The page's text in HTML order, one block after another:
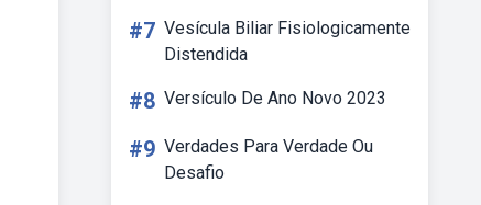
#7 Vesícula Biliar Fisiologicamente
Distendida
#8 Versículo De Ano Novo 2023
#9 Verdades Para Verdade Ou
Desafio